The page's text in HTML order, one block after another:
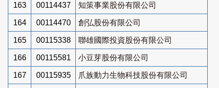
163 00114437 知策事業股份有限公司
164 00114470 創弘股份有限公司
165 00115338 聯雄國際投資股份有限公司
166 00115581 小豆芽股份有限公司
167 00115935 爪族動力生物科技股份有限公司